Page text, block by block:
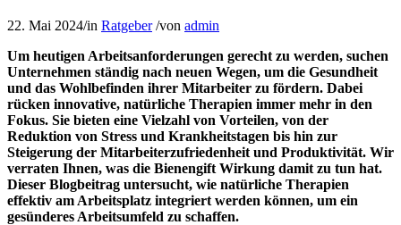
22. Mai 2024/in Ratgeber /von admin
Um heutigen Arbeitsanforderungen gerecht zu werden, suchen
Unternehmen ständig nach neuen Wegen, um die Gesundheit
und das Wohlbefinden ihrer Mitarbeiter zu fördern. Dabei
rücken innovative, natürliche Therapien immer mehr in den
Fokus. Sie bieten eine Vielzahl von Vorteilen, von der
Reduktion von Stress und Krankheitstagen bis hin zur
Steigerung der Mitarbeiterzufriedenheit und Produktivität. Wir
verraten Ihnen, was die Bienengift Wirkung damit zu tun hat.
Dieser Blogbeitrag untersucht, wie natürliche Therapien
effektiv am Arbeitsplatz integriert werden können, um ein
gesünderes Arbeitsumfeld zu schaffen.